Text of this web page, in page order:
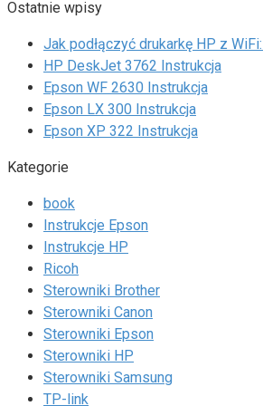
Ostatnie wpisy
Jak podłączyć drukarkę HP z
HP DeskJet 3762 Instrukcja
Epson WF 2630 Instrukcja
Epson LX 300 Instrukcja
Epson XP 322 Instrukcja
Kategorie
book
Instrukcje Epson
Instrukcje HP
Ricoh
Sterowniki Brother
Sterowniki Canon
Sterowniki Epson
Sterowniki HP
Sterowniki Samsung
TP-link